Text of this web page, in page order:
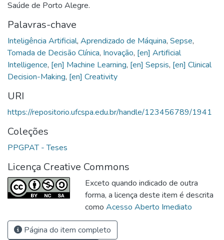
Saúde de Porto Alegre.
Palavras-chave
Inteligência Artificial, Aprendizado de Máquina, Sepse,
Tomada de Decisão Clínica, Inovação, [en] Artificial
Intelligence, [en] Machine Learning, [en] Sepsis, [en] Clinical
Decision-Making, [en] Creativity
URI
https://repositorio.ufcspa.edu.br/handle/123456789/1941
Coleções
PPGPAT - Teses
Licença Creative Commons
Exceto quando indicado de outra
forma, a licença deste item é descrita
como Acesso Aberto Imediato
Página do item completo